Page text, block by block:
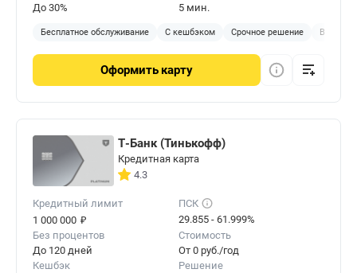
До 30%
5 мин.
Бесплатное обслуживание С кешбэком Срочное решение
Оформить карту
Т-Банк (Тинькофф)
Кредитная карта
4.3
Кредитный лимит
1 000 000 ₽
ПСК
29.855 - 61.999%
Без процентов
До 120 дней
Стоимость
От 0 руб./год
Кешбэк
Решение